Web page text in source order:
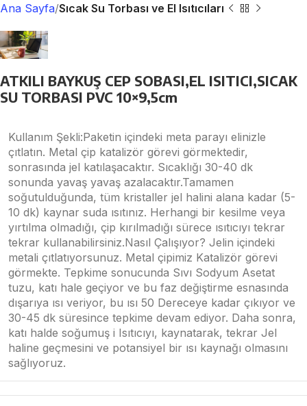
Ana Sayfa Sıcak Su Torbası ve El Isıtıcıları
ATKILI BAYKUŞ CEP SOBASI,EL ISITICI,SICAK
SU TORBASI PVC 10×9,5cm
Kullanım Şekli:Paketin içindeki meta parayı elinizle
çıtlatın. Metal çip katalizör görevi görmektedir,
sonrasında jel katılaşacaktır. Sıcaklığı 30-40 dk
sonunda yavaş yavaş azalacaktır.Tamamen
soğutulduğunda, tüm kristaller jel halini alana kadar (5-
10 dk) kaynar suda ısıtınız. Herhangi bir kesilme veya
yırtılma olmadığı, çip kırılmadığı sürece ısıtıcıyı tekrar
tekrar kullanabilirsiniz.Nasıl Çalışıyor? Jelin içindeki
metali çıtlatıyorsunuz. Metal çipimiz Katalizör görevi
görmekte. Tepkime sonucunda Sıvı Sodyum Asetat
tuzu, katı hale geçiyor ve bu faz değiştirme esnasında
dışarıya ısı veriyor, bu ısı 50 Dereceye kadar çıkıyor ve
30-45 dk süresince tepkime devam ediyor. Daha sonra,
katı halde soğumuş i Isıtıcıyı, kaynatarak, tekrar Jel
haline geçmesini ve potansiyel bir ısı kaynağı olmasını
sağlıyoruz.